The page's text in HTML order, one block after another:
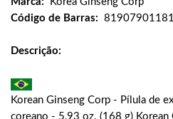
Código de Barras:
Descrição:
Korean Ginseng Corp - Pílula de
coreano - 5,93 oz. (168 g) Korean